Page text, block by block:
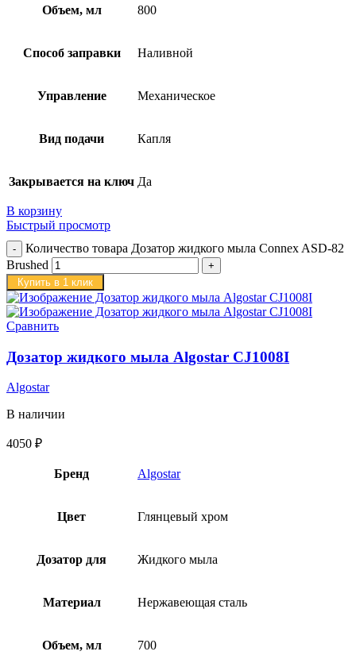
Объем, мл 800
Способ заправки Наливной
Управление Механическое
Вид подачи Капля
Закрывается на ключ Да
В корзину
Быстрый просмотр
Количество товара Дозатор жидкого мыла Connex ASD-82
Brushed
Купить в 1 клик
Сравнить
Дозатор жидкого мыла Algostar CJ1008I
Algostar
В наличии
4050 ₽
Бренд Algostar
Цвет Глянцевый хром
Дозатор для Жидкого мыла
Материал Нержавеющая сталь
Объем, мл 700